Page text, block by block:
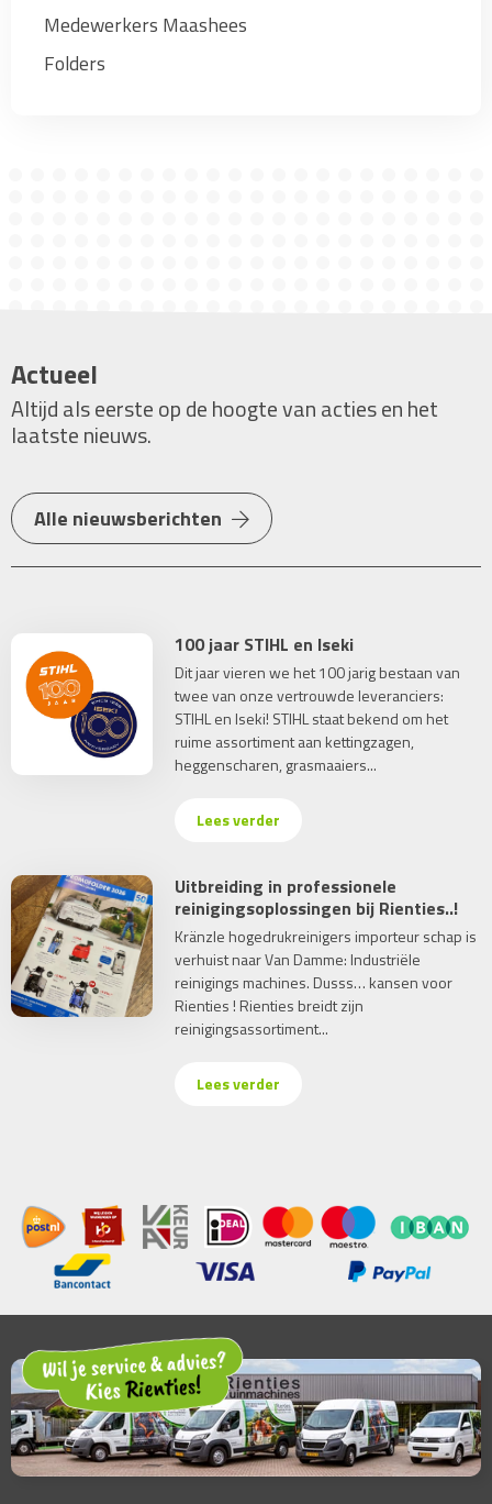
Medewerkers Maashees
Folders
Actueel
Altijd als eerste op de hoogte van acties en het
laatste nieuws.
Alle nieuwsberichten
100 jaar STIHL en Iseki
Dit jaar vieren we het 100 jarig bestaan van
twee van onze vertrouwde leveranciers:
STIHL en Iseki! STIHL staat bekend om het
ruime assortiment aan kettingzagen,
heggenscharen, grasmaaiers...
Lees verder
Uitbreiding in professionele
reinigingsoplossingen bij Rienties..!
Kränzle hogedrukreinigers importeur schap is
verhuist naar Van Damme: Industriële
reinigings machines. Dusss… kansen voor
Rienties ! Rienties breidt zijn
reinigingsassortiment...
Lees verder